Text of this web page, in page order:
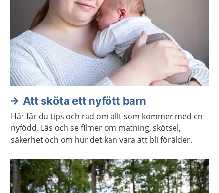
Att sköta ett nyfött barn
Här får du tips och råd om allt som kommer med en
nyfödd. Läs och se filmer om matning, skötsel,
säkerhet och om hur det kan vara att bli förälder.